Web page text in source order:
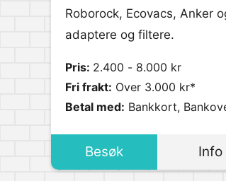
Roborock, Ecovacs, Anker
adaptere og filtere.
Pris: 2.400 - 8.000 kr
Fri frakt: Over 3.000 kr*
Betal med: Bankkort,
Besøk Info